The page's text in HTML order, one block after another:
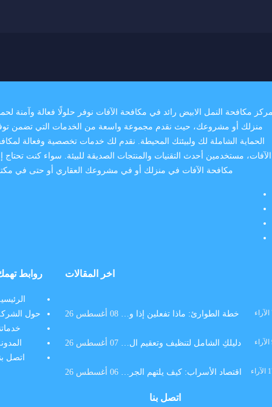
مكافحة النمل الابيض رائد في مكافحة الآفات نوفر حلولًا فعالة وآمنة
منزلك أو مشروعك، حيث نقدم مجموعة واسعة من الخدمات التي تضمن
الحماية الشاملة لك ولبيئتك المحيطة. نقدم لك خدمات تخصصية وفعالة
الآفات، مستخدمين أحدث التقنيات والمنتجات الصديقة للبيئة. سواء كنت تحتاج
مكافحة الآفات في منزلك أو في مشروعك العقاري أو حتى في
اخر المقالات
خطة الطوارئ: ماذا تفعلين إذا و… 08 أغسطس 26 الآراء
دليلكِ الشامل لتنظيف وتعقيم ال… 07 أغسطس 26 الآراء
اقتصاد الأسراب: كيف يلتهم الجر… 06 أغسطس 26 الآراء
روابط
حول
اتصل
اتصل بنا